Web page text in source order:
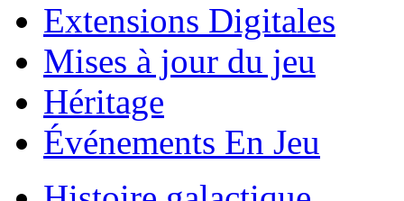
Extensions Digitales
Mises à jour du jeu
Héritage
Événements En Jeu